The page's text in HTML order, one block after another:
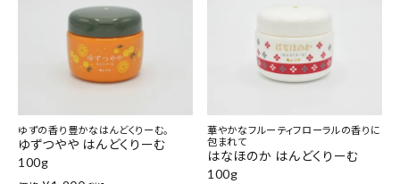
ゆずの香り豊かなはんどくりーむ。
ゆずつやや はんどくりーむ
100g
華やかなフルーティフローラルの香りに
包まれて
はなほのか はんどくりーむ
100g